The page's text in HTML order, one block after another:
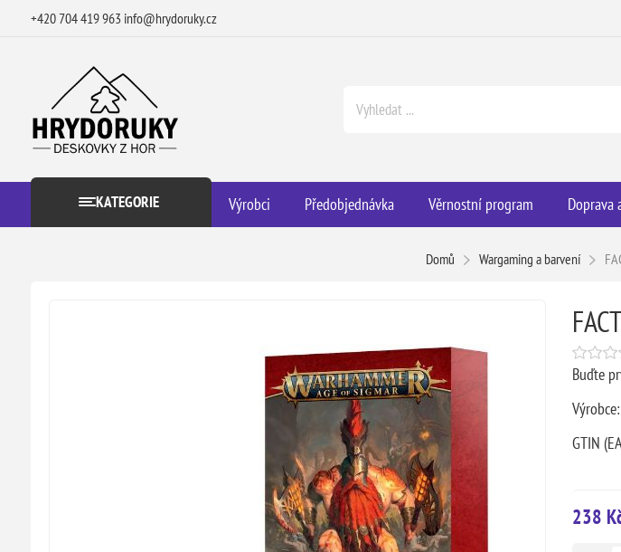
+420 704 419 963 info@hrydoruky.cz
KATEGORIE Výrobci Předobjednávka Věrnostní program Doprava
Domů Wargaming a barvení
Buďte
Výrobce:
GTIN
238